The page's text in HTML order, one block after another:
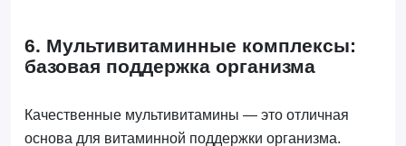
6. Мультивитаминные комплексы:
базовая поддержка организма
Качественные мультивитамины — это отличная
основа для витаминной поддержки организма.